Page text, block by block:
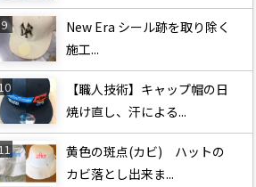
New Era シール跡を取り除く
施工...
【職人技術】キャップ帽の日
焼け直し、汗による...
黄色の斑点(カビ) ハットの
カビ落とし出来ま...